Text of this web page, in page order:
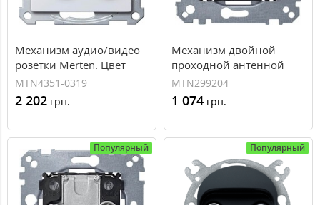
Механизм аудио/видео
розетки Merten. Цвет
Полярно-белый
(MTN4351-0319)
MTN4351-0319
2 202 грн.
Механизм двойной
проходной антенной
розетки TV + FM Merten
(MTN299204)
MTN299204
1 074 грн.
Популярный Популярный